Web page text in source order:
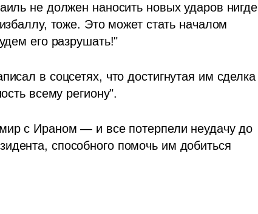
не должен наносить новых ударов нигде
тоже. Это может стать началом
его разрушать!"
в соцсетях, что достигнутая им сделка
всему региону".
с Ираном — и все потерпели неудачу до
способного помочь им добиться